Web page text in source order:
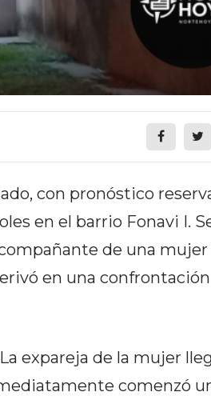
con pronóstico
en el barrio Fonavi I.
de una mujer
en una
expareja de la mujer
comenzó